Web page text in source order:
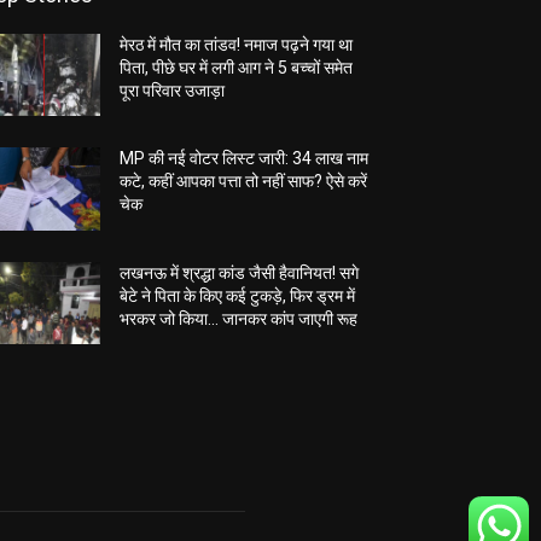
मेरठ में मौत का तांडव! नमाज पढ़ने गया था
पिता, पीछे घर में लगी आग ने 5 बच्चों समेत
पूरा परिवार उजाड़ा
MP की नई वोटर लिस्ट जारी: 34 लाख नाम
कटे, कहीं आपका पत्ता तो नहीं साफ? ऐसे करें
चेक
लखनऊ में श्रद्धा कांड जैसी हैवानियत! सगे
बेटे ने पिता के किए कई टुकड़े, फिर ड्रम में
भरकर जो किया… जानकर कांप जाएगी रूह